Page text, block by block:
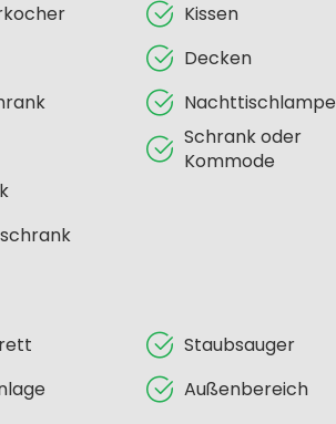
Kissen
Decken
Nachttischlampe
Schrank oder
Kommode
Staubsauger
Außenbereich